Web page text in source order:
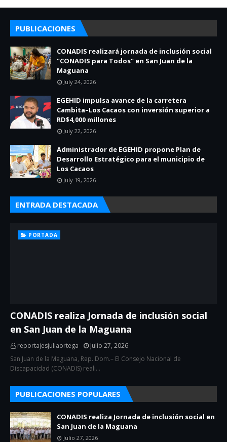
PUBLICACIONES
CONADIS realizará jornada de inclusión social
"CONADIS para Todos" en San Juan de la
Maguana
July 24, 2026
EGEHID impulsa avance de la carretera
Cambita–Los Cacaos con inversión superior a
RD$4,000 millones
July 22, 2026
Administrador de EGEHID propone Plan de
Desarrollo Estratégico para el municipio de
Los Cacaos
July 19, 2026
ENTRADA DESTACADA
PORTADA
CONADIS realiza Jornada de inclusión social
en San Juan de la Maguana
reportajesjuliaortega
Julio 27, 2026
San Juan de la Maguana, Rep. Dom.– El Consejo Nacional de
Discapacidad (CONADIS) reali…
PUBLICACIONES POPULARES
CONADIS realiza Jornada de inclusión social en
San Juan de la Maguana
Julio 27, 2026